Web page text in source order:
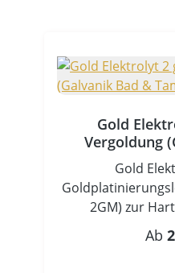
Gold
Vergoldung
Gold
2GM) zur
Ab